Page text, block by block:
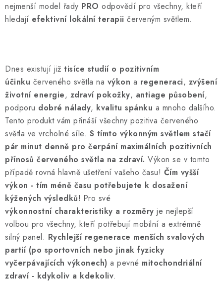
nejmenší model řady PRO odpovědí pro všechny, kteří
hledají efektivní lokální terapii červeným světlem.
Dnes existují již tisíce studií o pozitivním
účinku červeného světla na výkon a regeneraci, zvýšení
životní energie, zdraví pokožky, antiage působení,
podporu dobré nálady, kvalitu spánku a mnoho dalšího.
Tento produkt vám přináší všechny pozitiva červeného
světla ve vrcholné síle. S tímto výkonným světlem stačí
pár minut denně pro čerpání maximálních pozitivních
přínosů červeného světla na zdraví. Výkon se v tomto
případě rovná hlavně ušetření vašeho času! Čím vyšší
výkon - tím méně času potřebujete k dosažení
kýžených výsledků! Pro své
výkonnostní charakteristiky a rozměry je nejlepší
volbou pro všechny, kteří potřebují mobilní a extrémně
silný panel. Rychlejší regenerace menších svalových
partií (po sportovních nebo jinak fyzicky
vyčerpávajících výkonech) a pevné mitochondriální
zdraví - kdykoliv a kdekoliv.